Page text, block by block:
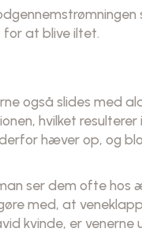
at blive iltet.
også slides med
hvilket resulterer
hæver op, og
ser dem ofte hos
med, at
kvinde, er venerne